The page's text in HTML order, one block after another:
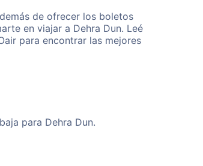
de ofrecer los boletos
en viajar a Dehra Dun. Leé
para encontrar las mejores
para Dehra Dun.